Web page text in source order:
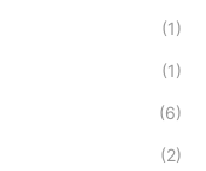
(1)
(1)
(6)
(2)